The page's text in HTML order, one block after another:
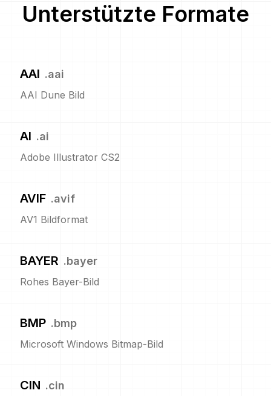
Unterstützte Formate
AAI .aai
AAI Dune Bild
AI .ai
Adobe Illustrator CS2
AVIF .avif
AV1 Bildformat
BAYER .bayer
Rohes Bayer-Bild
BMP .bmp
Microsoft Windows Bitmap-Bild
CIN .cin